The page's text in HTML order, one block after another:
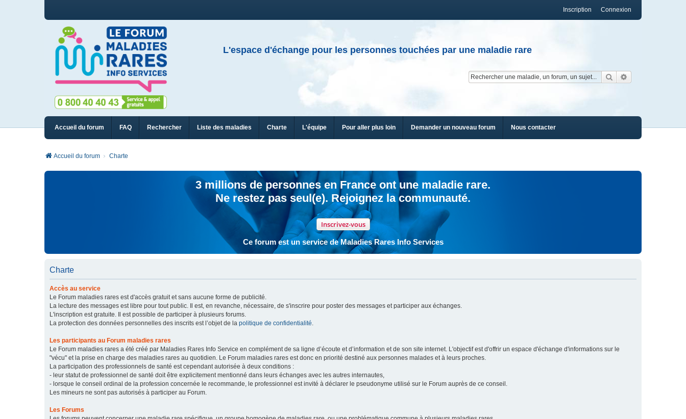
Connexion
Inscription
L'espace d'échange pour les personnes touchées par une maladie rare
Rechercher
Accueil du forum FAQ Rechercher Liste des maladies Charte L'équipe Pour aller plus loin Demander un nouveau forum Nous contacter
Accueil du forum Charte
3 millions de personnes en France ont une maladie rare.
Ne restez pas seul(e). Rejoignez la communauté.
Inscrivez-vous
Ce forum est un service de Maladies Rares Info Services
Charte
Accès au service
Le Forum maladies rares est d'accès gratuit et sans aucune forme de publicité.
La lecture des messages est libre pour tout public. Il est, en revanche, nécessaire, de s'inscrire pour poster des messages et participer aux échanges.
L'inscription est gratuite. Il est possible de participer à plusieurs forums.
La protection des données personnelles des inscrits est l’objet de la politique de confidentialité.
Les participants au Forum maladies rares
Le Forum maladies rares a été créé par Maladies Rares Info Service en complément de sa ligne d’écoute et d’information et de son site internet. L'objectif est d'offrir un espace d'échange d'informations sur le
"vécu" et la prise en charge des maladies rares au quotidien. Le Forum maladies rares est donc en priorité destiné aux personnes malades et à leurs proches.
La participation des professionnels de santé est cependant autorisée à deux conditions :
- leur statut de professionnel de santé doit être explicitement mentionné dans leurs échanges avec les autres internautes,
- lorsque le conseil ordinal de la profession concernée le recommande, le professionnel est invité à déclarer le pseudonyme utilisé sur le Forum auprès de ce conseil.
Les mineurs ne sont pas autorisés à participer au Forum.
Les Forums